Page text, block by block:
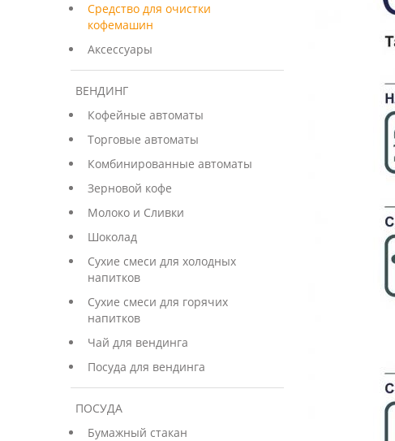
Средство для очистки
кофемашин
Аксессуары
ВЕНДИНГ
Кофейные автоматы
Торговые автоматы
Комбинированные автоматы
Зерновой кофе
Молоко и Сливки
Шоколад
Сухие смеси для холодных
напитков
Сухие смеси для горячих
напитков
Чай для вендинга
Посуда для вендинга
ПОСУДА
Бумажный стакан